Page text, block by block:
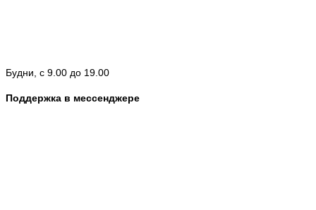
Будни, с 9.00 до 19.00
Поддержка в мессенджере